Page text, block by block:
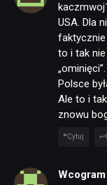
USA. Dla
to i tak
Polsce
Ale to i
znowu
Cytuj
Wcogram